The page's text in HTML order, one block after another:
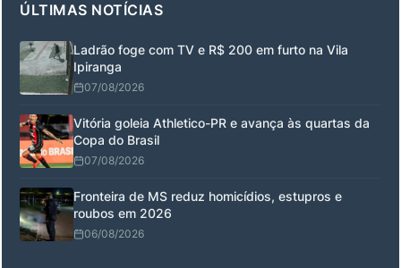
ÚLTIMAS NOTÍCIAS
Ladrão foge com TV e R$ 200 em furto na Vila
Ipiranga
07/08/2026
Vitória goleia Athletico-PR e avança às quartas da
Copa do Brasil
07/08/2026
Fronteira de MS reduz homicídios, estupros e
roubos em 2026
06/08/2026